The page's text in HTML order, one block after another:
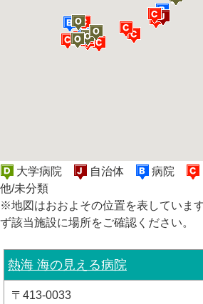
大学病院 自治体 病院
他/未分類
※地図はおおよその位置を表していま
ず該当施設に場所をご確認ください。
熱海 海の見える病院
〒413-0033